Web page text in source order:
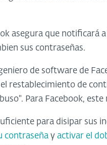
asegura que notificará
sus contraseñas.
de software de
restablecimiento de
Para Facebook, este
para disipar sus
contraseña y activar el